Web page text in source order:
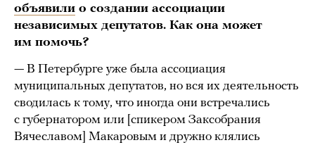
объявили о создании ассоциации
независимых депутатов. Как она может
им помочь?
— В Петербурге уже была ассоциация
муниципальных депутатов, но вся их деятельность
сводилась к тому, что иногда они встречались
с губернатором или [спикером Заксобрания
Вячеславом] Макаровым и дружно клялись